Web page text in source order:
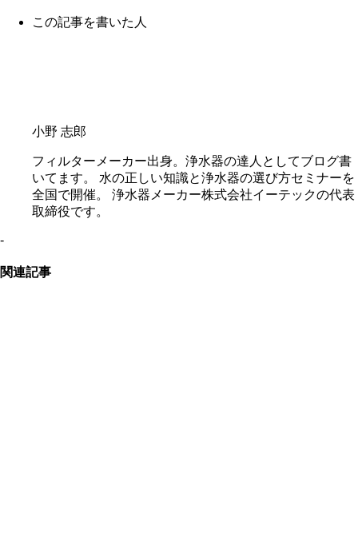
この記事を書いた人
小野 志郎
フィルターメーカー出身。浄水器の達人としてブログ書
いてます。 水の正しい知識と浄水器の選び方セミナーを
全国で開催。 浄水器メーカー株式会社イーテックの代表
取締役です。
-
関連記事